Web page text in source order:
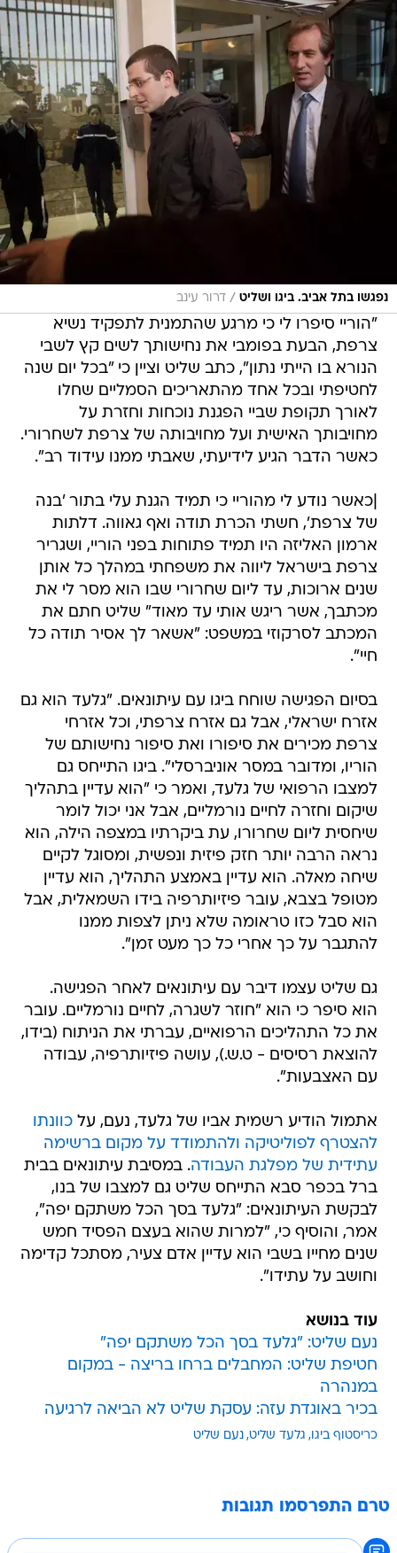
נפגשו בתל אביב. ביגו ושליט / דרור עינב
"הוריי סיפרו לי כי מרגע שהתמנית לתפקיד נשיא
צרפת, הבעת בפומבי את נחישותך לשים קץ לשבי
הנורא בו הייתי נתון", כתב שליט וציין כי "בכל יום שנה
לחטיפתי ובכל אחד מהתאריכים הסמליים שחלו
לאורך תקופת שביי הפגנת נוכחות וחזרת על
מחויבותך האישית ועל מחויבותה של צרפת לשחרורי.
כאשר הדבר הגיע לידיעתי, שאבתי ממנו עידוד רב".
|כאשר נודע לי מהוריי כי תמיד הגנת עלי בתור 'בנה
של צרפת', חשתי הכרת תודה ואף גאווה. דלתות
ארמון האליזה היו תמיד פתוחות בפני הוריי, ושגריר
צרפת בישראל ליווה את משפחתי במהלך כל אותן
שנים ארוכות, עד ליום שחרורי שבו הוא מסר לי את
מכתבך, אשר ריגש אותי עד מאוד" שליט חתם את
המכתב לסרקוזי במשפט: "אשאר לך אסיר תודה כל
חיי".
בסיום הפגישה שוחח ביגו עם עיתונאים. "גלעד הוא גם
אזרח ישראלי, אבל גם אזרח צרפתי, וכל אזרחי
צרפת מכירים את סיפורו ואת סיפור נחישותם של
הוריו, ומדובר במסר אוניברסלי". ביגו התייחס גם
למצבו הרפואי של גלעד, ואמר כי "הוא עדיין בתהליך
שיקום וחזרה לחיים נורמליים, אבל אני יכול לומר
שיחסית ליום שחרורו, עת ביקרתיו במצפה הילה, הוא
נראה הרבה יותר חזק פיזית ונפשית, ומסוגל לקיים
שיחה מאלה. הוא עדיין באמצע התהליך, הוא עדיין
מטופל בצבא, עובר פיזיותרפיה בידו השמאלית, אבל
הוא סבל כזו טראומה שלא ניתן לצפות ממנו
להתגבר על כך אחרי כל כך מעט זמן".
גם שליט עצמו דיבר עם עיתונאים לאחר הפגישה.
הוא סיפר כי הוא "חוזר לשגרה, לחיים נורמליים. עובר
את כל התהליכים הרפואיים, עברתי את הניתוח (בידו,
להוצאת רסיסים - ט.ש.), עושה פיזיותרפיה, עבודה
עם האצבעות".
אתמול הודיע רשמית אביו של גלעד, נעם, עלכוונתו
להצטרף לפוליטיקה ולהתמודד על מקום ברשימה
עתידית של מפלגת העבודה. במסיבת עיתונאים בבית
ברל בכפר סבא התייחס שליט גם למצבו של בנו,
לבקשת העיתונאים: "גלעד בסך הכל משתקם יפה",
אמר, והוסיף כי, "למרות שהוא בעצם הפסיד חמש
שנים מחייו בשבי הוא עדיין אדם צעיר, מסתכל קדימה
וחושב על עתידו".
עוד בנושא
נעם שליט: "גלעד בסך הכל משתקם יפה"
חטיפת שליט: המחבלים ברחו בריצה - במקום
במנהרה
בכיר באוגדת עזה: עסקת שליט לא הביאה לרגיעה
כריסטוף ביגו גלעד שליט נעם שליט
טרם התפרסמו תגובות